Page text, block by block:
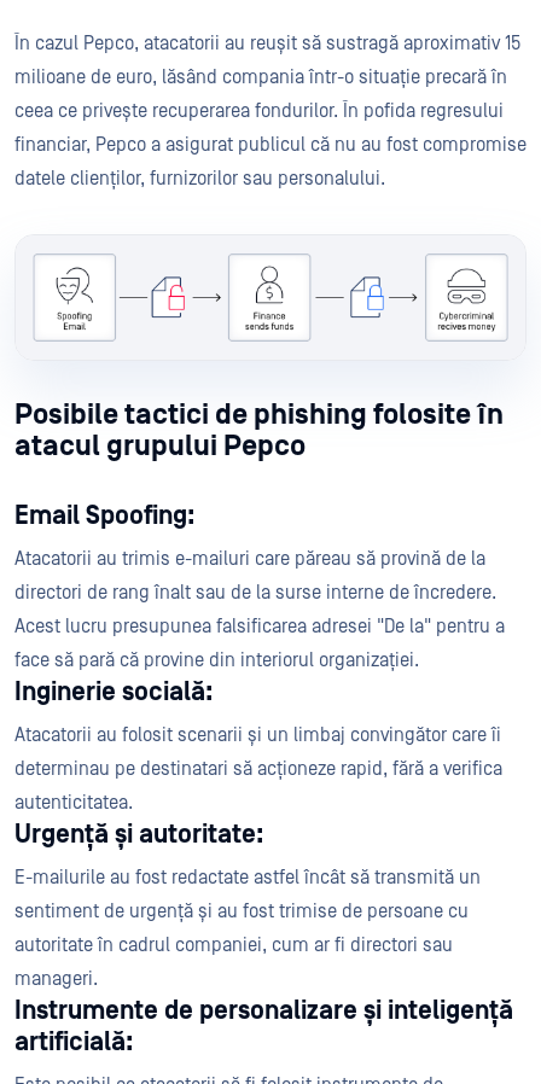
În cazul Pepco, atacatorii au reușit să sustragă aproximativ 15
milioane de euro, lăsând compania într-o situație precară în
ceea ce privește recuperarea fondurilor. În pofida regresului
financiar, Pepco a asigurat publicul că nu au fost compromise
datele clienților, furnizorilor sau personalului.
Posibile tactici de phishing folosite în
atacul grupului Pepco
Email Spoofing:
Atacatorii au trimis e-mailuri care păreau să provină de la
directori de rang înalt sau de la surse interne de încredere.
Acest lucru presupunea falsificarea adresei "De la" pentru a
face să pară că provine din interiorul organizației.
Inginerie socială:
Atacatorii au folosit scenarii și un limbaj convingător care îi
determinau pe destinatari să acționeze rapid, fără a verifica
autenticitatea.
Urgență și autoritate:
E-mailurile au fost redactate astfel încât să transmită un
sentiment de urgență și au fost trimise de persoane cu
autoritate în cadrul companiei, cum ar fi directori sau
manageri.
Instrumente de personalizare și inteligență
artificială: